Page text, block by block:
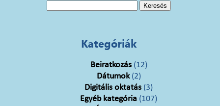
Kategóriák
Beiratkozás(12)
Dátumok(2)
Digitális oktatás (3)
Egyéb kategória (107)